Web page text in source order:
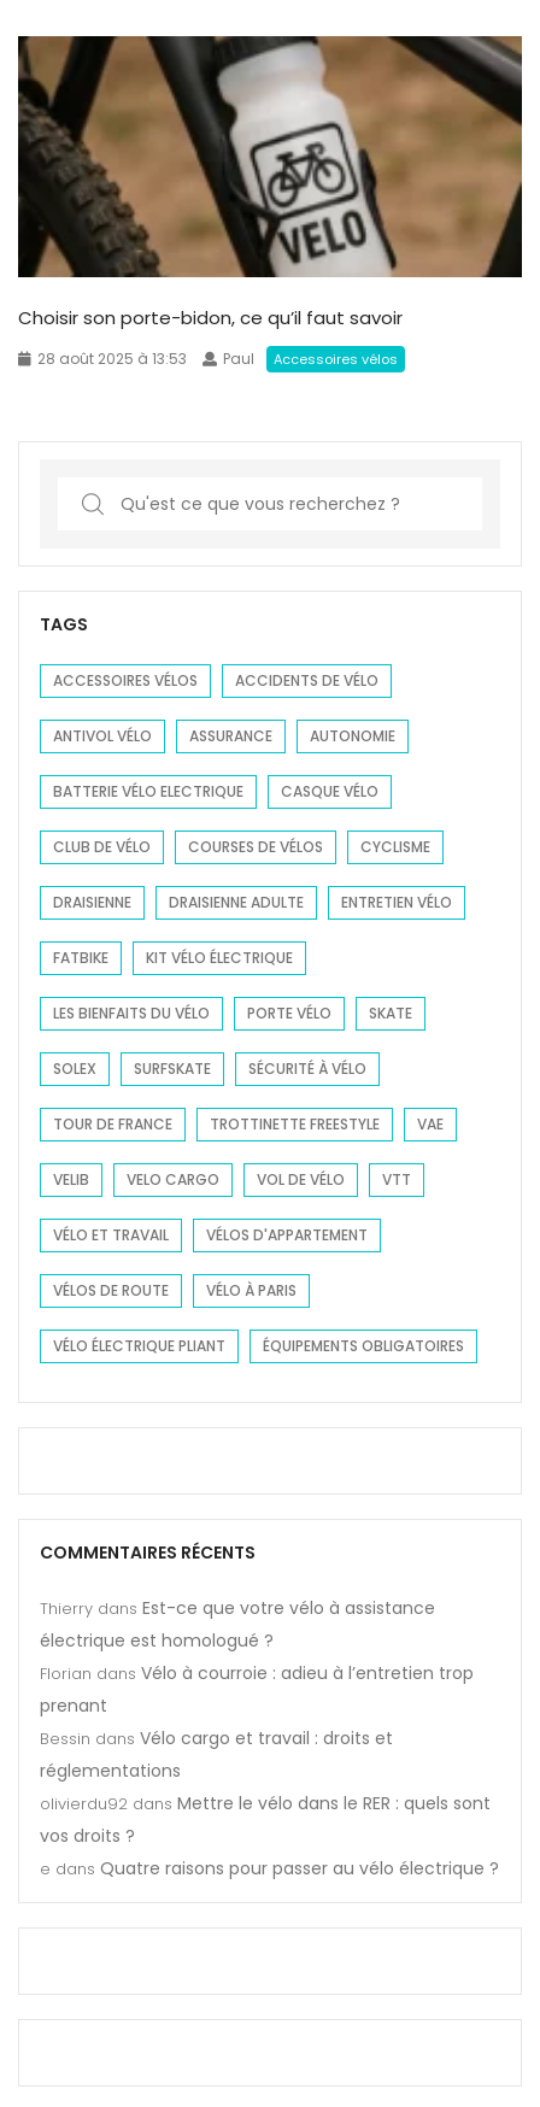
Choisir son porte-bidon, ce qu’il faut savoir
28 août 2025 à 13:53 Paul Accessoires vélos
r
c
f
r
:
TAGS
ACCESSOIRES VÉLOS ACCIDENTS DE VÉLO
ANTIVOL VÉLO ASSURANCE AUTONOMIE
BATTERIE VÉLO ELECTRIQUE CASQUE VÉLO
CLUB DE VÉLO COURSES DE VÉLOS CYCLISME
DRAISIENNE DRAISIENNE ADULTE ENTRETIEN VÉLO
FATBIKE KIT VÉLO ÉLECTRIQUE
LES BIENFAITS DU VÉLO PORTE VÉLO SKATE
SOLEX SURFSKATE SÉCURITÉ À VÉLO
TOUR DE FRANCE TROTTINETTE FREESTYLE VAE
VELIB VELO CARGO VOL DE VÉLO VTT
VÉLO ET TRAVAIL VÉLOS D'APPARTEMENT
VÉLOS DE ROUTE VÉLO À PARIS
VÉLO ÉLECTRIQUE PLIANT ÉQUIPEMENTS OBLIGATOIRES
COMMENTAIRES RÉCENTS
Thierry dans Est-ce que votre vélo à assistance
électrique est homologué ?
Florian dans Vélo à courroie : adieu à l’entretien trop
prenant
Bessin dans Vélo cargo et travail : droits et
réglementations
olivierdu92 dans Mettre le vélo dans le RER : quels sont
vos droits ?
e dans Quatre raisons pour passer au vélo électrique ?